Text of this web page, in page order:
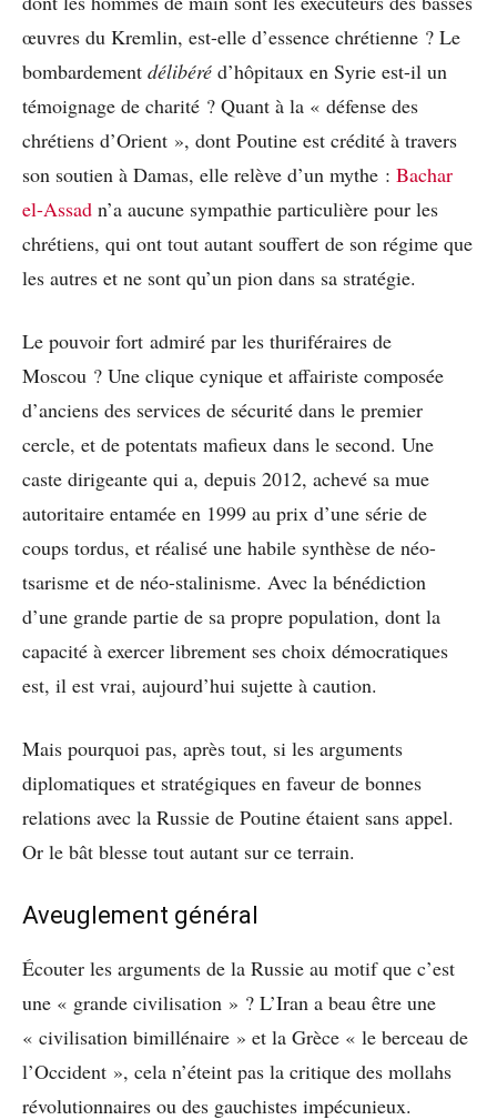
œuvres du Kremlin, est-elle d’essence chrétienne ? Le
bombardement délibéré d’hôpitaux en Syrie est-il un
témoignage de charité ? Quant à la « défense des
chrétiens d’Orient », dont Poutine est crédité à travers
son soutien à Damas, elle relève d’un mythe : Bachar
el-Assad n’a aucune sympathie particulière pour les
chrétiens, qui ont tout autant souffert de son régime que
les autres et ne sont qu’un pion dans sa stratégie.
Le pouvoir fort admiré par les thuriféraires de
Moscou ? Une clique cynique et affairiste composée
d’anciens des services de sécurité dans le premier
cercle, et de potentats mafieux dans le second. Une
caste dirigeante qui a, depuis 2012, achevé sa mue
autoritaire entamée en 1999 au prix d’une série de
coups tordus, et réalisé une habile synthèse de néo-
tsarisme et de néo-stalinisme. Avec la bénédiction
d’une grande partie de sa propre population, dont la
capacité à exercer librement ses choix démocratiques
est, il est vrai, aujourd’hui sujette à caution.
Mais pourquoi pas, après tout, si les arguments
diplomatiques et stratégiques en faveur de bonnes
relations avec la Russie de Poutine étaient sans appel.
Or le bât blesse tout autant sur ce terrain.
Aveuglement général
Écouter les arguments de la Russie au motif que c’est
une « grande civilisation » ? L’Iran a beau être une
« civilisation bimillénaire » et la Grèce « le berceau de
l’Occident », cela n’éteint pas la critique des mollahs
révolutionnaires ou des gauchistes impécunieux.